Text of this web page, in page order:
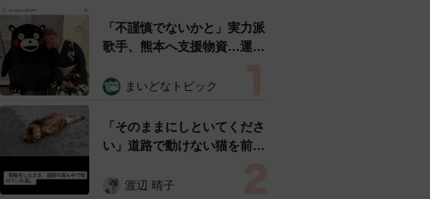
「不謹慎でないかと」実力派
歌手、熊本へ支援物資…運搬
めらい 「痛いほど伝わる」
まいどなトピック
「そのままにしといてくださ
い」道路で動けない猫を前に
ようとした4日間 「命の重
渡辺 晴子